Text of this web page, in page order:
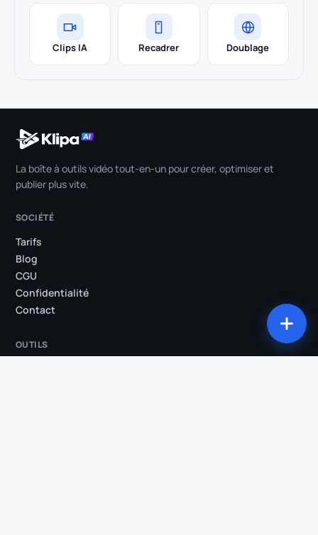
Clips IA Recadrer Doublage
La boîte à outils vidéo tout-en-un pour créer, optimiser et
publier plus vite.
SOCIÉTÉ
Tarifs
Blog
CGU
Confidentialité
Contact
OUTILS